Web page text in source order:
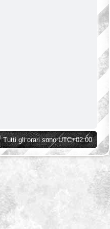
Tutti gli orari sonoUTC+02:00